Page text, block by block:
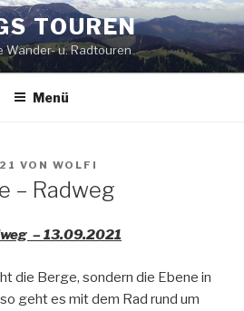
TOUREN
Wander- u. Radtouren
Menü
VON WOLFI
– Radweg
– 13.09.2021
die Berge, sondern die Ebene in
geht es mit dem Rad rund um